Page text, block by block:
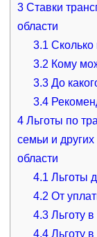
3Ставки
области
3.1 Сколько
3.2 Кому
3.3 До
3.4
4Льготы по
семьи и
области
4.1 Льготы
4.2 От
4.3 Льготу
4.4 Льготу